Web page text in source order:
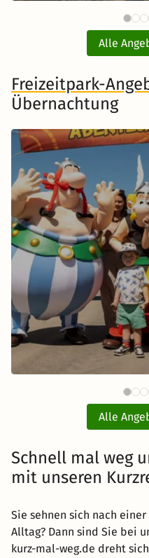
Tiergarten
inkl.
Zum
Alle
Freizeitpark-
Übernachtung
BELANTIS - Das
mit Hotel
inkl.
Zum
Alle
Schnell mal weg
mit unseren
Sie sehnen sich nach
Alltag? Dann sind Sie bei
kurz-mal-weg.de dreht